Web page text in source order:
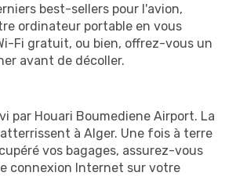
best-sellers pour l'avion,
ordinateur portable en vous
Fi gratuit, ou bien, offrez-vous un
avant de décoller.
par Houari Boumediene Airport. La
à Alger. Une fois à terre
vos bagages, assurez-vous
connexion Internet sur votre